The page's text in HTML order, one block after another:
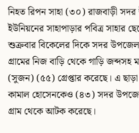
নিহত রিপন সাহা (৩০) রাজবাড়ী
ইউনিয়নের সাহাপাড়ার পবিত্র সাহার
শুক্রবার বিকেলের দিকে সদর
গ্রামের নিজ বাড়ি থেকে গাড়ি
(সুজন) (৫৫) গ্রেপ্তার করেছে। এ
কামাল হোসেনকেও (৪৩) সদর
গ্রাম থেকে আটক করেছে।